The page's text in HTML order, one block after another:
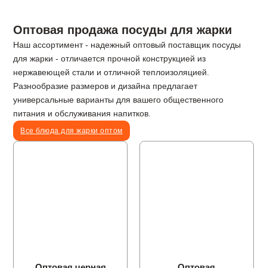
Оптовая продажа посуды для жарки
Наш ассортимент - надежный оптовый поставщик посуды
для жарки - отличается прочной конструкцией из
нержавеющей стали и отличной теплоизоляцией.
Разнообразие размеров и дизайна предлагает
универсальные варианты для вашего общественного
питания и обслуживания напитков.
Все блюда для жарки оптом